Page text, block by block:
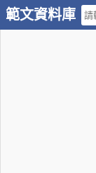
範文資料庫